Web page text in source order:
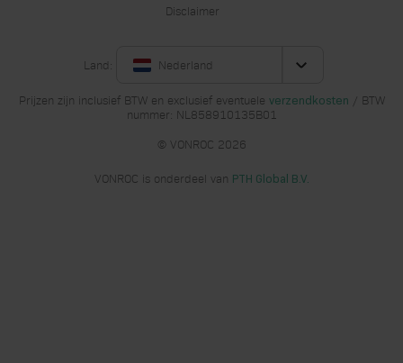
Disclaimer
Land: Nederland
Prijzen zijn inclusief BTW en exclusief eventuele verzendkosten / BTW
nummer: NL858910135B01
© VONROC 2026
VONROC is onderdeel van PTH Global B.V.